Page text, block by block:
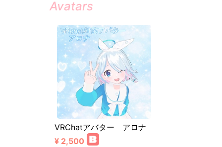
Avatars
VRChatアバター アロナ
¥ 2,500